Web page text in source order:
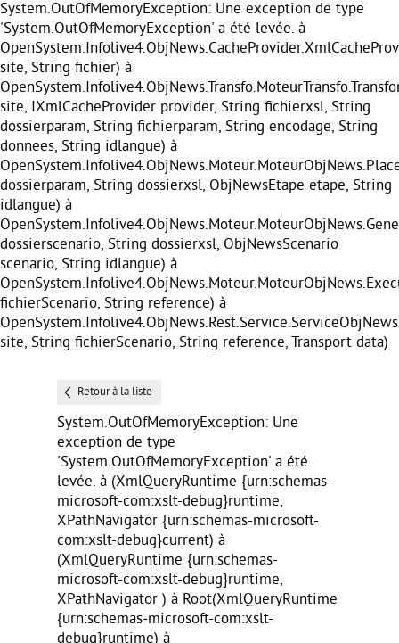
System.OutOfMemoryException: Une exception de type
'System.OutOfMemoryException' a été levée. à
site, String fichier) à
site, IXmlCacheProvider provider, String fichierxsl, String
dossierparam, String fichierparam, String encodage, String
donnees, String idlangue) à
dossierparam, String dossierxsl, ObjNewsEtape etape, String
idlangue) à
dossierscenario, String dossierxsl, ObjNewsScenario
scenario, String idlangue) à
fichierScenario, String reference) à
site, String fichierScenario, String reference, Transport data)
Retour à la liste
System.OutOfMemoryException: Une
exception de type
'System.OutOfMemoryException' a été
levée. à (XmlQueryRuntime {urn:schemas-
microsoft-com:xslt-debug}runtime,
XPathNavigator {urn:schemas-microsoft-
com:xslt-debug}current) à
(XmlQueryRuntime {urn:schemas-
microsoft-com:xslt-debug}runtime,
XPathNavigator ) à Root(XmlQueryRuntime
{urn:schemas-microsoft-com:xslt-